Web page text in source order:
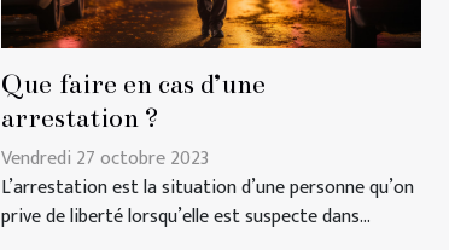
Que faire en cas d’une
arrestation ?
Vendredi 27 octobre 2023
L’arrestation est la situation d’une personne qu’on
prive de liberté lorsqu’elle est suspecte dans...